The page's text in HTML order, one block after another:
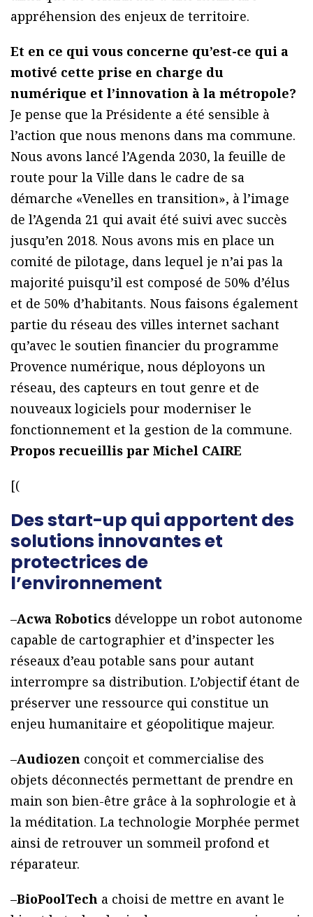
appréhension des enjeux de territoire.
Et en ce qui vous concerne qu’est-ce qui a
motivé cette prise en charge du
numérique et l’innovation à la métropole?
Je pense que la Présidente a été sensible à
l’action que nous menons dans ma commune.
Nous avons lancé l’Agenda 2030, la feuille de
route pour la Ville dans le cadre de sa
démarche «Venelles en transition», à l’image
de l’Agenda 21 qui avait été suivi avec succès
jusqu’en 2018. Nous avons mis en place un
comité de pilotage, dans lequel je n’ai pas la
majorité puisqu’il est composé de 50% d’élus
et de 50% d’habitants. Nous faisons également
partie du réseau des villes internet sachant
qu’avec le soutien financier du programme
Provence numérique, nous déployons un
réseau, des capteurs en tout genre et de
nouveaux logiciels pour moderniser le
fonctionnement et la gestion de la commune.
Propos recueillis par Michel CAIRE
[(
Des start-up qui apportent des
solutions innovantes et
protectrices de
l’environnement
–Acwa Robotics développe un robot autonome
capable de cartographier et d’inspecter les
réseaux d’eau potable sans pour autant
interrompre sa distribution. L’objectif étant de
préserver une ressource qui constitue un
enjeu humanitaire et géopolitique majeur.
–Audiozen conçoit et commercialise des
objets déconnectés permettant de prendre en
main son bien-être grâce à la sophrologie et à
la méditation. La technologie Morphée permet
ainsi de retrouver un sommeil profond et
réparateur.
–BioPoolTech a choisi de mettre en avant le